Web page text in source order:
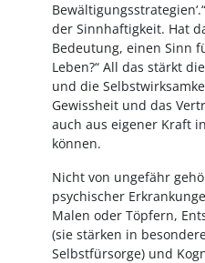
der Sinnhaftigkeit. Hat
Bedeutung, einen Sinn
Leben?“ All das stärkt
und die
Gewissheit und das
auch aus eigener Kraft
können.
Nicht von ungefähr
psychischer
Malen oder Töpfern,
(sie stärken in
Selbstfürsorge) und